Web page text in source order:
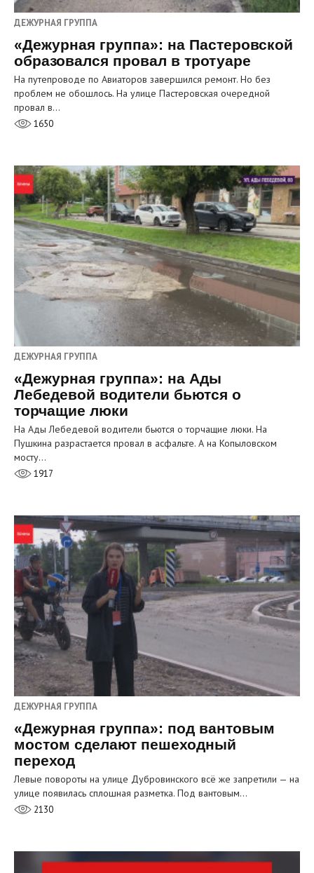
ДЕЖУРНАЯ ГРУППА
«Дежурная группа»: на Пастеровской
образовался провал в тротуаре
На путепроводе по Авиаторов завершился ремонт. Но без
проблем не обошлось. На улице Пастеровская очередной
провал в…
1650
ДЕЖУРНАЯ ГРУППА
«Дежурная группа»: на Ады
Лебедевой водители бьются о
торчащие люки
На Ады Лебедевой водители бьются о торчащие люки. На
Пушкина разрастается провал в асфальте. А на Копыловском
мосту…
1917
ДЕЖУРНАЯ ГРУППА
«Дежурная группа»: под вантовым
мостом сделают пешеходный
переход
Левые повороты на улице Дубровинского всё же запретили — на
улице появилась сплошная разметка. Под вантовым…
2130